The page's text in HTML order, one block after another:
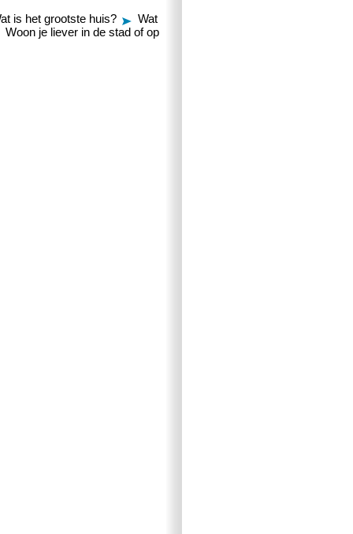
is het grootste huis?
Wat
Woon je liever in de stad of op